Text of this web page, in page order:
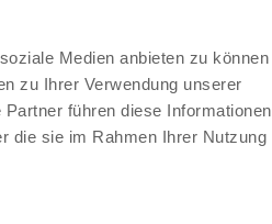
Medien anbieten zu können
zu Ihrer Verwendung unserer
führen diese Informationen
die sie im Rahmen Ihrer Nutzung
deinem Körpergewicht,
du Reaktionen auf
du den Umfang auf
das Shirt an den